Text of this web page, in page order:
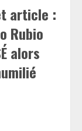
article :
Rubio
alors